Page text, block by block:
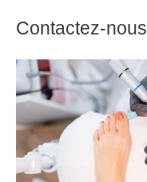
Contactez-nous